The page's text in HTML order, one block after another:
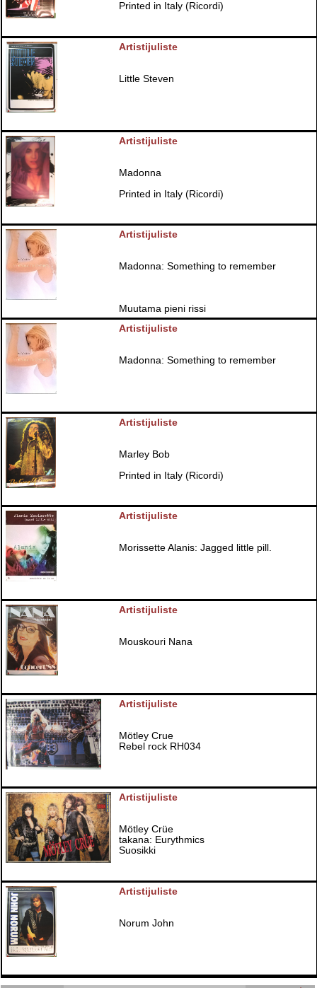
Printed in Italy (Ricordi)
Artistijuliste
Little Steven
Artistijuliste
Madonna
Printed in Italy (Ricordi)
Artistijuliste
Madonna: Something to remember
Muutama pieni rissi
Artistijuliste
Madonna: Something to remember
Artistijuliste
Marley Bob
Printed in Italy (Ricordi)
Artistijuliste
Morissette Alanis: Jagged little pill.
Artistijuliste
Mouskouri Nana
Artistijuliste
Mötley Crue
Rebel rock RH034
Artistijuliste
Mötley Crüe
takana: Eurythmics
Suosikki
Artistijuliste
Norum John